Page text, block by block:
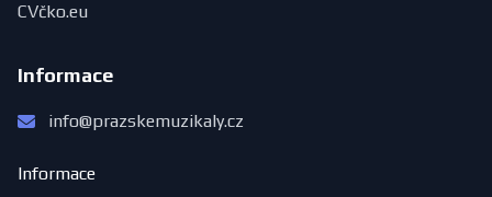
CVčko.eu
Informace
info@prazskemuzikaly.cz
Informace